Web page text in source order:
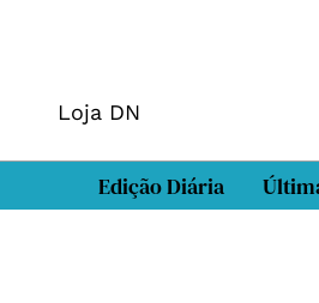
Loja DN
Edição Diária